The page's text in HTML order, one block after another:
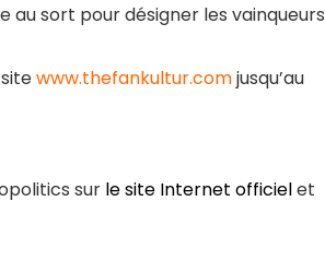
au sort pour désigner les vainqueurs
www.thefankultur.comjusqu’au
sur le site Internet officielet